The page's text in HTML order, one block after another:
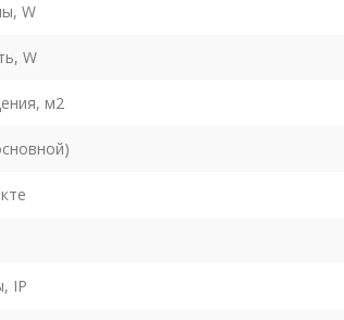
W
W
м2
IP